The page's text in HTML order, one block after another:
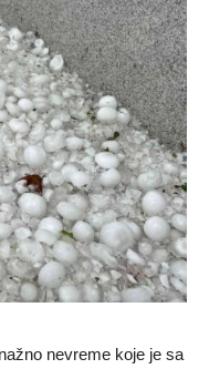
nevreme koje je sa